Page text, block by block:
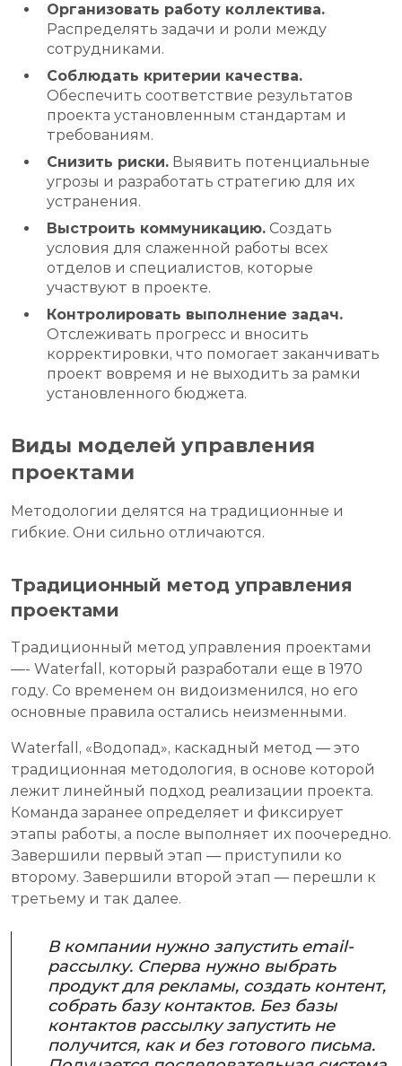
Организовать работу коллектива.
Распределять задачи и роли между
сотрудниками.
Соблюдать критерии качества.
Обеспечить соответствие результатов
проекта установленным стандартам и
требованиям.
Снизить риски. Выявить потенциальные
угрозы и разработать стратегию для их
устранения.
Выстроить коммуникацию. Создать
условия для слаженной работы всех
отделов и специалистов, которые
участвуют в проекте.
Контролировать выполнение задач.
Отслеживать прогресс и вносить
корректировки, что помогает заканчивать
проект вовремя и не выходить за рамки
установленного бюджета.
Виды моделей управления
проектами
Методологии делятся на традиционные и
гибкие. Они сильно отличаются.
Традиционный метод управления
проектами
Традиционный метод управления проектами
—- Waterfall, который разработали еще в 1970
году. Со временем он видоизменился, но его
основные правила остались неизменными.
Waterfall, «Водопад», каскадный метод — это
традиционная методология, в основе которой
лежит линейный подход реализации проекта.
Команда заранее определяет и фиксирует
этапы работы, а после выполняет их поочередно.
Завершили первый этап — приступили ко
второму. Завершили второй этап — перешли к
третьему и так далее.
В компании нужно запустить email-
рассылку. Сперва нужно выбрать
продукт для рекламы, создать контент,
собрать базу контактов. Без базы
контактов рассылку запустить не
получится, как и без готового письма.